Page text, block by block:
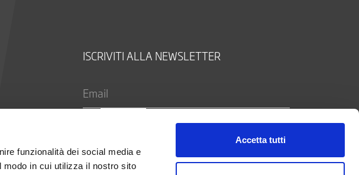
funzionalità dei social media e
in cui utilizza il nostro sito
Accetta tutti
ISCRIVITI ALLA NEWSLETTER
Autorizzo il trattamento dei miei dati personali ai